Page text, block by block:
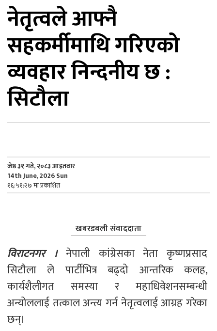
नेतृत्वले आफ्नै
सहकर्मीमाथि गरिएको
व्यवहार निन्दनीय छ :
सिटौला
जेष्ठ ३१ गते, २०८३ आइतवार
14th June, 2026 Sun
१६:५१:२७ मा प्रकाशित
खबरडबली संवाददाता
विराटनगर । नेपाली कांग्रेसका नेता कृष्णप्रसाद
सिटौला ले पार्टीभित्र बढ्दो आन्तरिक कलह,
कार्यशैलीगत समस्या र महाधिवेशनसम्बन्धी
अन्योललाई तत्काल अन्त्य गर्न नेतृत्वलाई आग्रह गरेका
छन्।